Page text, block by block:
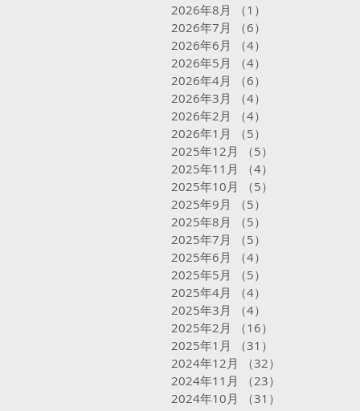
2026年8月 （1）
2026年7月
（6）
2026年6月
（4）
2026年5月
（4）
2026年4月
（6）
2026年3月
（4）
2026年2月
（4）
2026年1月
（5）
2025年12月
（5）
2025年11月
（4）
2025年10月
（5）
2025年9月
（5）
2025年8月
（5）
2025年7月
（5）
2025年6月
（4）
2025年5月
（5）
2025年4月
（4）
2025年3月
（4）
2025年2月
（16）
2025年1月
（31）
2024年12月
（32）
2024年11月
（23）
2024年10月
（31）